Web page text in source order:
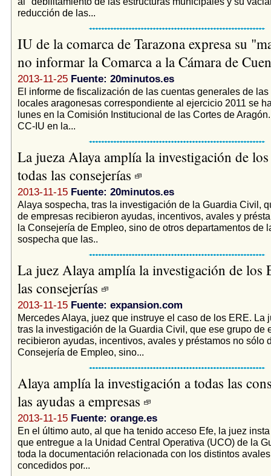
reducción de las...
IU de la comarca de Tarazona expresa su
no informar la Comarca a la Cámara de
2013-11-25 Fuente: 20minutos.es
El informe de fiscalización de las cuentas generales de
locales aragonesas correspondiente al ejercicio 2011 se
lunes en la Comisión Institucional de las Cortes de
CC-IU en la...
La jueza Alaya amplía la investigación de
todas las consejerías
2013-11-15 Fuente: 20minutos.es
Alaya sospecha, tras la investigación de la Guardia Civil,
de empresas recibieron ayudas, incentivos, avales y
la Consejería de Empleo, sino de otros departamentos de
sospecha que las..
La juez Alaya amplía la investigación de los
las consejerías
2013-11-15 Fuente: expansion.com
Mercedes Alaya, juez que instruye el caso de los ERE. La
tras la investigación de la Guardia Civil, que ese grupo de
recibieron ayudas, incentivos, avales y préstamos no sólo
Consejería de Empleo, sino...
Alaya amplía la investigación a todas las
las ayudas a empresas
2013-11-15 Fuente: orange.es
En el último auto, al que ha tenido acceso Efe, la juez
que entregue a la Unidad Central Operativa (UCO) de la
toda la documentación relacionada con los distintos
concedidos por...